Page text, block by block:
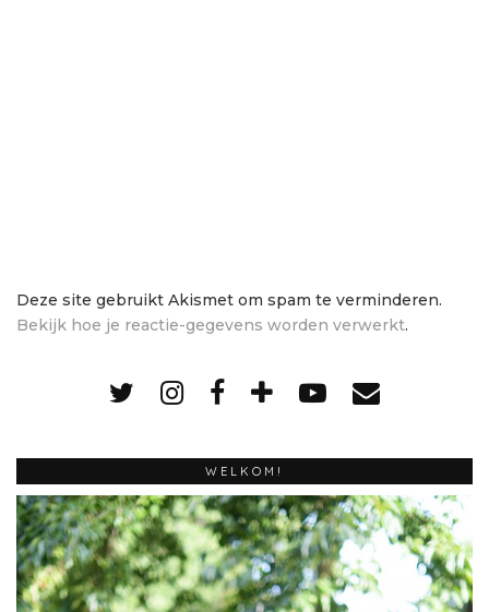
Deze site gebruikt Akismet om spam te verminderen.
Bekijk hoe je reactie-gegevens worden verwerkt.
WELKOM!